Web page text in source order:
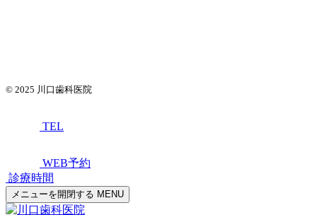
© 2025 川口歯科医院
TEL
WEB予約
診療時間
メニューを開閉する MENU